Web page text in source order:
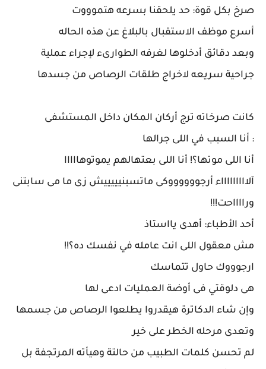
صرخ بكل قوة: حد يلحقنا بسرعه هتموووت
أسرع موظف الاستقبال بالبلاغ عن هذه الحاله
وبعد دقائق أدخلوها لغرفه الطوارىء لإجراء عملية
جراحية سريعه لاخراج طلقات الرصاص من جسدها
كانت صرخاته ترج أركان المكان داخل المستشفى
: أنا السبب في اللى جرالها
أنا اللى موتها؟! أنا اللى بعتهالهم يموتوهااااا
آلاااااااااء أرجووووووكى ماتسبنيييييش زى ما مى سابتنى
ورااااحت!!!
أحد الأطباء: أهدى يااستاذ
مش معقول اللى انت عامله في نفسك ده؟!!
ارجوووك حاول تتماسك
هى دلوقتي فى أوضة العمليات ادعى لها
وإن شاء الدكاترة هيقدروا يطلعوا الرصاص من جسمها
وتعدى مرحله الخطر على خير
لم تحسن كلمات الطبيب من حالتة وهيأته المرتجفة بل